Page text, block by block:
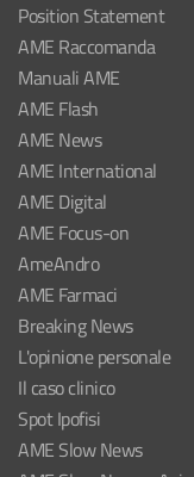
Position Statement
AME Raccomanda
Manuali AME
AME Flash
AME News
AME International
AME Digital
AME Focus-on
AmeAndro
AME Farmaci
Breaking News
L'opinione personale
Il caso clinico
Spot Ipofisi
AME Slow News